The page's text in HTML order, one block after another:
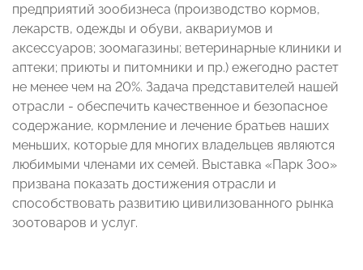
предприятий зообизнеса (производство кормов,
лекарств, одежды и обуви, аквариумов и
аксессуаров; зоомагазины; ветеринарные клиники и
аптеки; приюты и питомники и пр.) ежегодно растет
не менее чем на 20%. Задача представителей нашей
отрасли - обеспечить качественное и безопасное
содержание, кормление и лечение братьев наших
меньших, которые для многих владельцев являются
любимыми членами их семей. Выставка «Парк Зоо»
призвана показать достижения отрасли и
способствовать развитию цивилизованного рынка
зоотоваров и услуг.